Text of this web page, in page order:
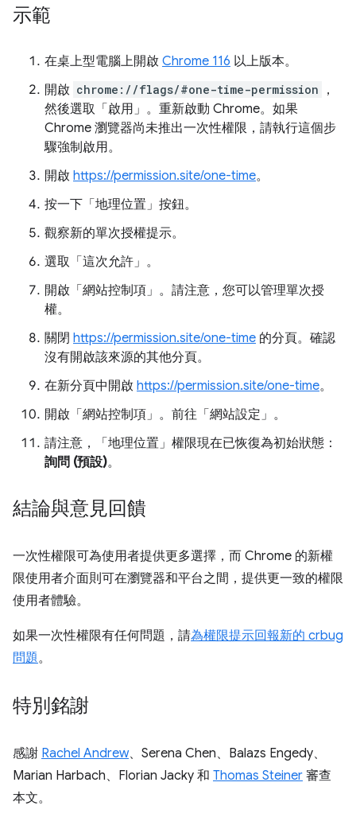
示範
在桌上型電腦上開啟 Chrome 116 以上版本。
開啟 chrome://flags/#one-time-permission
，
然後選取「啟用」 。重新啟動 Chrome。如果
Chrome 瀏覽器尚未推出一次性權限，請執行這個步
驟強制啟用。
開啟 https://permission.site/one-time。
按一下「地理位置」 按鈕。
觀察新的單次授權提示。
選取「這次允許」 。
開啟「網站控制項」 。請注意，您可以管理單次授
權。
關閉 https://permission.site/one-time 的分頁。確認
沒有開啟該來源的其他分頁。
在新分頁中開啟 https://permission.site/one-time。
開啟「網站控制項」 。前往「網站設定」 。
請注意，「地理位置」權限現在已恢復為初始狀態：
詢問 (預設)。
結論與意見回饋
一次性權限可為使用者提供更多選擇，而 Chrome 的新權
限使用者介面則可在瀏覽器和平台之間，提供更一致的權限
使用者體驗。
如果一次性權限有任何問題，請為權限提示回報新的 crbug
問題。
特別銘謝
感謝 Rachel Andrew、Serena Chen、Balazs Engedy、
Marian Harbach、Florian Jacky 和 Thomas Steiner 審查
本文。